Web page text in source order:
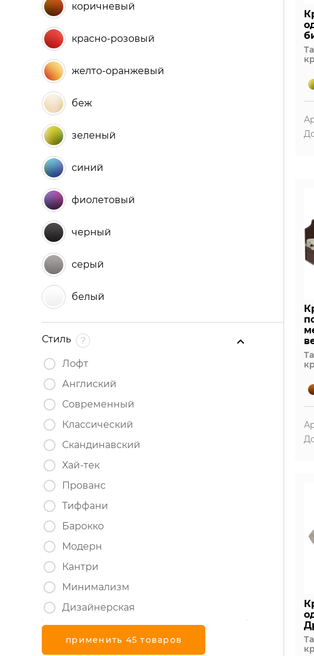
коричневый
красно-розовый
желто-оранжевый
беж
зеленый
синий
фиолетовый
черный
серый
белый
Стиль
Лофт
Англиский
Современный
Классический
Скандинавский
Хай-тек
Прованс
Тиффани
Барокко
Модерн
Кантри
Минимализм
Дизайнерская
применить 45 товаров